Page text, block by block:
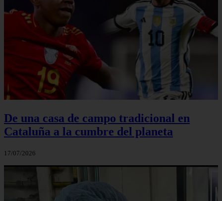
De una casa de campo tradicional en
Cataluña a la cumbre del planeta
17/07/2026